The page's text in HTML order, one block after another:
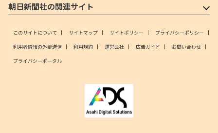
朝日新聞社の関連サイト
このサイトについて サイトマップ サイトポリシー
プライバシーポリシー
利用者情報の外部送信
利用規約 運営会社 広告ガイド
お問い合わせ
プライバシーポータル